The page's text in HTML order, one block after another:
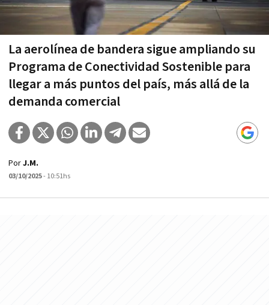
La aerolínea de bandera sigue ampliando su
Programa de Conectividad Sostenible para
llegar a más puntos del país, más allá de la
demanda comercial
PorJ.M.
03/10/2025- 10:51hs